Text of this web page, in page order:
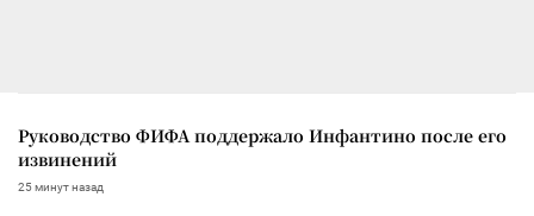
Руководство ФИФА поддержало Инфантино после его
извинений
25 минут назад